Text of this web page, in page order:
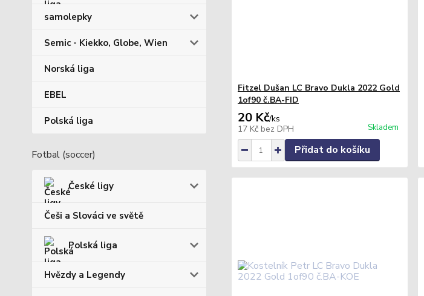
samolepky
Semic - Kiekko, Globe, Wien
Norská liga
EBEL
Polská liga
Fotbal (soccer)
České ligy
Češi a Slováci ve světě
Polská liga
Hvězdy a Legendy
Fitzel Dušan LC Bravo Dukla 2022 Gold
1of90 č.BA-FID
20 Kč/ks
17 Kč bez DPH Skladem
Přidat do košíku